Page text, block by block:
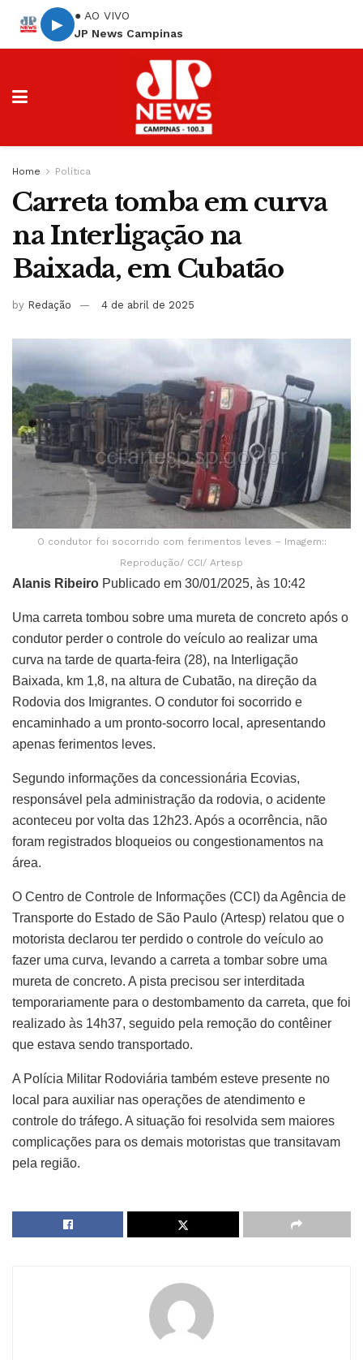
▶
● AO VIVO
JP News Campinas
Home Política
Carreta tomba em curva
na Interligação na
Baixada, em Cubatão
by Redação 4 de abril de 2025
O condutor foi socorrido com ferimentos leves – Imagem::
Reprodução/ CCI/ Artesp
Alanis Ribeiro Publicado em 30/01/2025, às 10:42
Uma carreta tombou sobre uma mureta de concreto após o
condutor perder o controle do veículo ao realizar uma
curva na tarde de quarta-feira (28), na Interligação
Baixada, km 1,8, na altura de Cubatão, na direção da
Rodovia dos Imigrantes. O condutor foi socorrido e
encaminhado a um pronto-socorro local, apresentando
apenas ferimentos leves.
Segundo informações da concessionária Ecovias,
responsável pela administração da rodovia, o acidente
aconteceu por volta das 12h23. Após a ocorrência, não
foram registrados bloqueios ou congestionamentos na
área.
O Centro de Controle de Informações (CCI) da Agência de
Transporte do Estado de São Paulo (Artesp) relatou que o
motorista declarou ter perdido o controle do veículo ao
fazer uma curva, levando a carreta a tombar sobre uma
mureta de concreto. A pista precisou ser interditada
temporariamente para o destombamento da carreta, que foi
realizado às 14h37, seguido pela remoção do contêiner
que estava sendo transportado.
A Polícia Militar Rodoviária também esteve presente no
local para auxiliar nas operações de atendimento e
controle do tráfego. A situação foi resolvida sem maiores
complicações para os demais motoristas que transitavam
pela região.